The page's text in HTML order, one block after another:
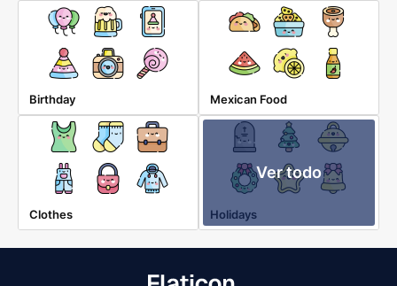
Birthday Mexican Food
Clothes
Ver todo
Holidays